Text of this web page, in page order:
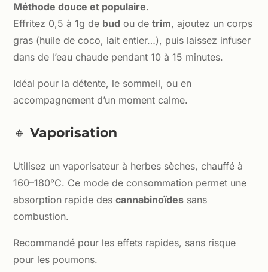
Méthode douce et populaire.
Effritez 0,5 à 1g de bud ou detrim, ajoutez un corps
gras (huile de coco, lait entier…), puis laissez infuser
dans de l’eau chaude pendant 10 à 15 minutes.
Idéal pour la détente, le sommeil, ou en
accompagnement d’un moment calme.
🔸Vaporisation
Utilisez un vaporisateur à herbes sèches, chauffé à
160–180°C. Ce mode de consommation permet une
absorption rapide descannabinoïdes sans
combustion.
Recommandé pour les effets rapides, sans risque
pour les poumons.